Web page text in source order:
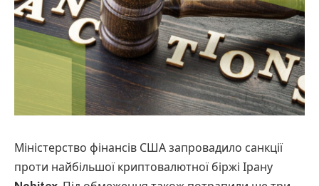
Міністерство фінансів США запровадило санкції
проти найбільшої криптовалютної біржі Ірану